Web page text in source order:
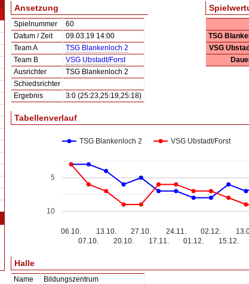
Ansetzung
Spielnummer
60
Datum / Zeit
09.03.19 14:00
Team A
TSG Blankenloch 2
Team B
VSG Ubstadt/Forst
Ausrichter
TSG Blankenloch 2
Schiedsrichter
Ergebnis
3:0 (25:23,25:19,25:18)
TSG
VSG
Tabellenverlauf
TSG Blankenloch 2 VSG Ubstadt/Forst
06.10.
07.10.
13.10.
20.10.
27.10.
17.11.
24.11.
01.12.
02.12.
15.12.
5
10
Halle
Name
Bildungszentrum